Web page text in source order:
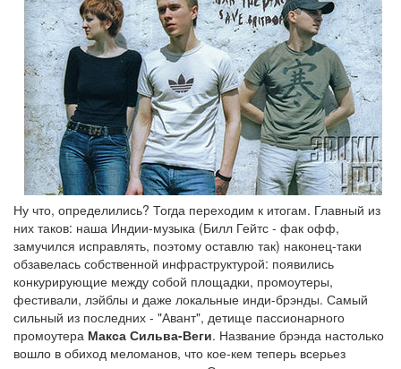
Ну что, определились? Тогда переходим к итогам. Главный из
них таков: наша Индии-музыка (Билл Гейтс - фак офф,
замучился исправлять, поэтому оставлю так) наконец-таки
обзавелась собственной инфраструктурой: появились
конкурирующие между собой площадки, промоутеры,
фестивали, лэйблы и даже локальные инди-брэнды. Самый
сильный из последних - "Авант", детище пассионарного
промоутера Макса Сильва-Веги. Название брэнда настолько
вошло в обиход меломанов, что кое-кем теперь всерьез